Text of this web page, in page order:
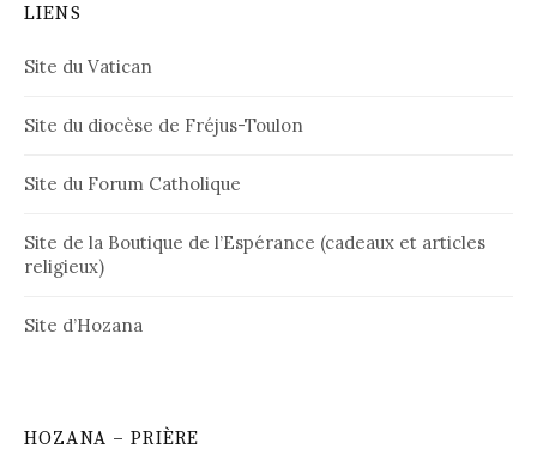
LIENS
Site du Vatican
Site du diocèse de Fréjus-Toulon
Site du Forum Catholique
Site de la Boutique de l’Espérance (cadeaux et articles
religieux)
Site d’Hozana
HOZANA – PRIÈRE